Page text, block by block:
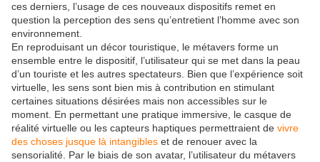
ces derniers, l’usage de ces nouveaux dispositifs remet en
question la perception des sens qu’entretient l’homme avec son
environnement.
En reproduisant un décor touristique, le métavers forme un
ensemble entre le dispositif, l’utilisateur qui se met dans la peau
d’un touriste et les autres spectateurs. Bien que l’expérience soit
virtuelle, les sens sont bien mis à contribution en stimulant
certaines situations désirées mais non accessibles sur le
moment. En permettant une pratique immersive, le casque de
réalité virtuelle ou les capteurs haptiques permettraient de vivre
des choses jusque là intangibles et de renouer avec la
sensorialité. Par le biais de son avatar, l’utilisateur du métavers